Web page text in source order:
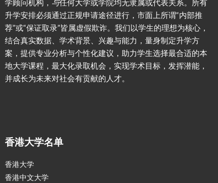
学顾问机构， 与任何大学或学院均无隶属或代表关系。所有
升学安排必须通过正规申请途径进行，市面上所谓“内部推
荐”或“保证取录”皆属虚假欺诈。我们以学生的理想为核心，
结合真实数据、学术背景、兴趣与能力，量身制定升学方
案，提供专业分析与个性化建议，助力学生选择最合适的本
地大学课程，最大化录取机会，实现学术目标，发挥潜能，
并成长为未来对社会有贡献的人才。
香港大学名单
香港大学
香港中文大学